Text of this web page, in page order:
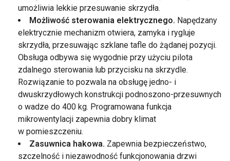
umożliwia lekkie przesuwanie skrzydła.
Możliwość sterowania elektrycznego. Napędzany
elektrycznie mechanizm otwiera, zamyka i rygluje
skrzydła, przesuwając szklane tafle do żądanej pozycji.
Obsługa odbywa się wygodnie przy użyciu pilota
zdalnego sterowania lub przycisku na skrzydle.
Rozwiązanie to pozwala na obsługę jedno- i
dwuskrzydłowych konstrukcji podnoszono-przesuwnych
o wadze do 400 kg. Programowana funkcja
mikrowentylacji zapewnia dobry klimat
w pomieszczeniu.
Zasuwnica hakowa. Zapewnia bezpieczeństwo,
szczelność i niezawodność funkcjonowania drzwi